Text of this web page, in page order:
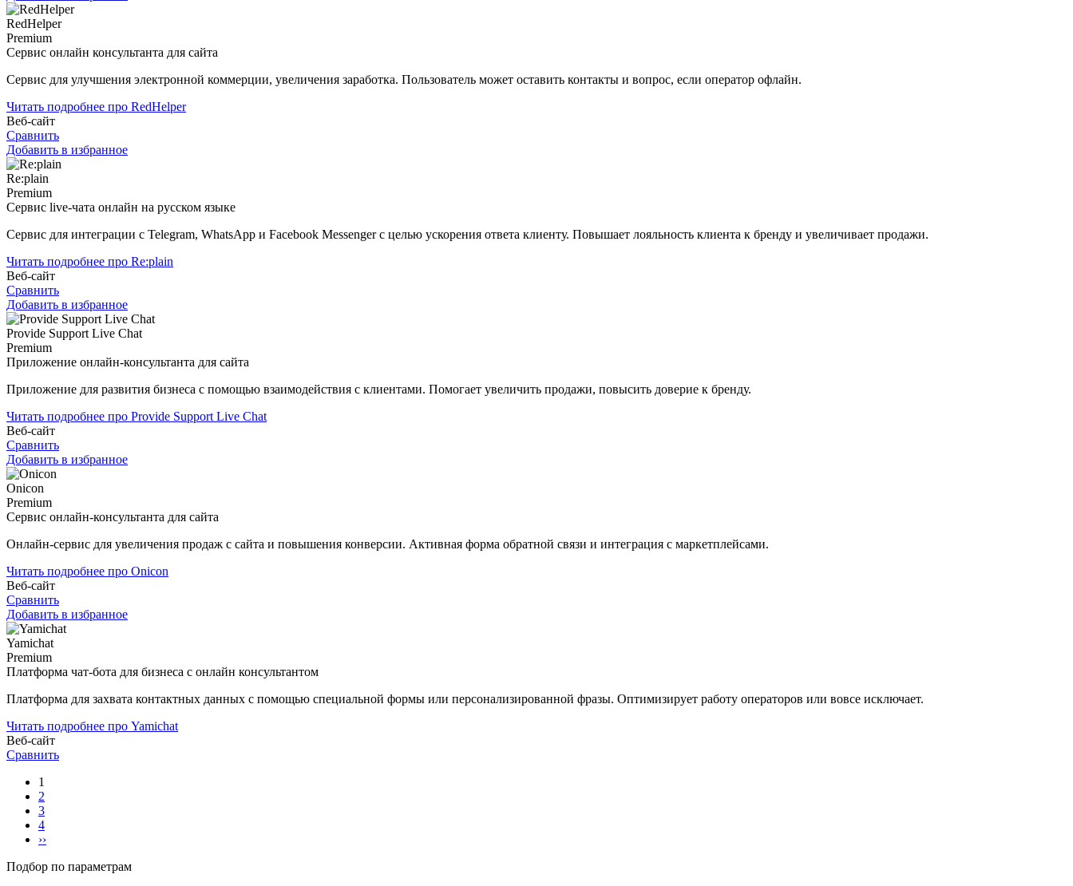
RedHelper
Premium
Сервис онлайн консультанта для сайта
Сервис для улучшения электронной коммерции, увеличения заработка. Пользователь может оставить контакты и вопрос, если оператор офлайн.
Читать подробнее про RedHelper
Веб-сайт
Сравнить
Добавить в избранное
Re:plain
Premium
Сервис live-чата онлайн на русском языке
Сервис для интеграции с Telegram, WhatsApp и Facebook Messenger с целью ускорения ответа клиенту. Повышает лояльность клиента к бренду и увеличивает продажи.
Читать подробнее про Re:plain
Веб-сайт
Сравнить
Добавить в избранное
Provide Support Live Chat
Premium
Приложение онлайн-консультанта для сайта
Приложение для развития бизнеса с помощью взаимодействия с клиентами. Помогает увеличить продажи, повысить доверие к бренду.
Читать подробнее про Provide Support Live Chat
Веб-сайт
Сравнить
Добавить в избранное
Onicon
Premium
Сервис онлайн-консультанта для сайта
Онлайн-сервис для увеличения продаж с сайта и повышения конверсии. Активная форма обратной связи и интеграция с маркетплейсами.
Читать подробнее про Onicon
Веб-сайт
Сравнить
Добавить в избранное
Yamichat
Premium
Платформа чат-бота для бизнеса с онлайн консультантом
Платформа для захвата контактных данных с помощью специальной формы или персонализированной фразы. Оптимизирует работу операторов или вовсе исключает.
Читать подробнее про Yamichat
Веб-сайт
Сравнить
1
2
3
4
››
Подбор по параметрам